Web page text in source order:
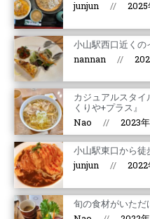
junjun 2025
小山駅西口近く
nannan
カジュアルスタイ
くりや+プラス』
Nao 2023
小山駅東口から徒
junjun 2022
旬の食材がいただ